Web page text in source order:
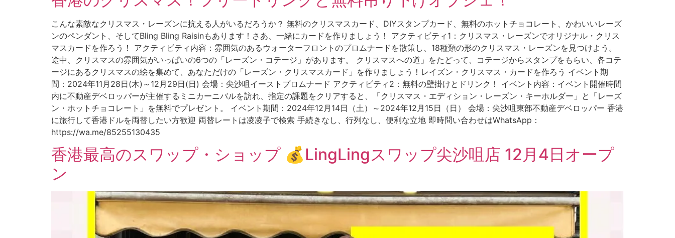
こんな素敵なクリスマス・レーズンに抗える人がいるだろうか？ 無料のクリスマスカード、DIYスタンプカード、無料のホットチョコレート、かわいいレーズ
ンのペンダント、そしてBling Bling Raisinもあります！さあ、一緒にカードを作りましょう！ アクティビティ1：クリスマス・レーズンでオリジナル・クリス
マスカードを作ろう！ アクティビティ内容：雰囲気のあるウォーターフロントのプロムナードを散策し、18種類の形のクリスマス・レーズンを見つけよう。
途中、クリスマスの雰囲気がいっぱいの6つの「レーズン・コテージ」があります。 クリスマスへの道」をたどって、コテージからスタンプをもらい、各コテ
ージにあるクリスマスの絵を集めて、あなただけの「レーズン・クリスマスカード」を作りましょう！レイズン・クリスマス・カードを作ろう イベント期
間：2024年11月28日(木)～12月29日(日) 会場：尖沙咀イーストプロムナード アクティビティ2：無料の壁掛けとドリンク！ イベント内容：イベント開催時間
内に不動産デベロッパーが主催するミニカーニバルを訪れ、指定の課題をクリアすると、「クリスマス・エディション・レーズン・キーホルダー」と「レーズ
ン・ホットチョコレート」を無料でプレゼント。 イベント期間：2024年12月14日（土）～2024年12月15日（日） 会場：尖沙咀東部不動産デベロッパー 香港
に旅行して香港ドルを両替したい方歓迎 両替レートは凌凌子で検索 手続きなし、行列なし、便利な立地 即時問い合わせはWhatsApp：
https://wa.me/85255130435
香港最高のスワップ・ショップ 💰LingLingスワップ尖沙咀店 12月4日オープ
ン